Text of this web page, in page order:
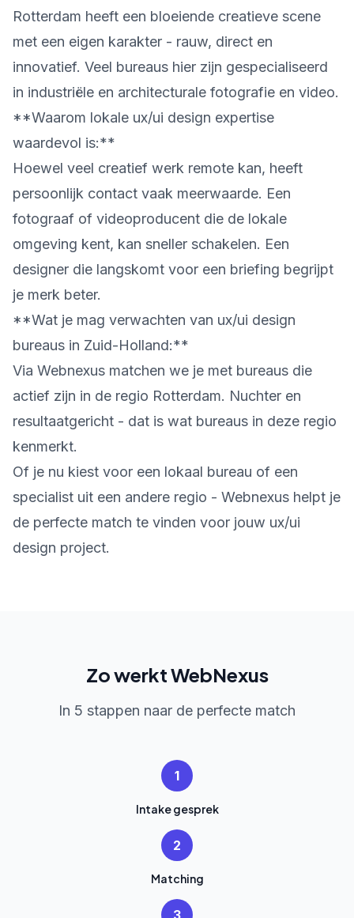
Rotterdam heeft een bloeiende creatieve scene
met een eigen karakter - rauw, direct en
innovatief. Veel bureaus hier zijn gespecialiseerd
in industriële en architecturale fotografie en video.
**Waarom lokale ux/ui design expertise
waardevol is:**
Hoewel veel creatief werk remote kan, heeft
persoonlijk contact vaak meerwaarde. Een
fotograaf of videoproducent die de lokale
omgeving kent, kan sneller schakelen. Een
designer die langskomt voor een briefing begrijpt
je merk beter.
**Wat je mag verwachten van ux/ui design
bureaus in Zuid-Holland:**
Via Webnexus matchen we je met bureaus die
actief zijn in de regio Rotterdam. Nuchter en
resultaatgericht - dat is wat bureaus in deze regio
kenmerkt.
Of je nu kiest voor een lokaal bureau of een
specialist uit een andere regio - Webnexus helpt je
de perfecte match te vinden voor jouw ux/ui
design project.
Zo werkt WebNexus
In 5 stappen naar de perfecte match
1
Intake gesprek
2
Matching
3